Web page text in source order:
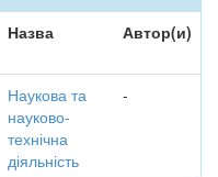
Назва Автор(и)
Наукова та
науково-
технічна
діяльність
-